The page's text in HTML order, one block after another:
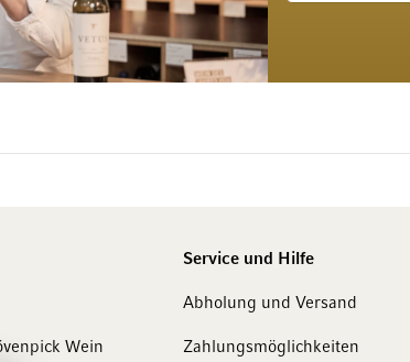
Wein
Service und Hilfe
Abholung und Versand
Zahlungsmöglichkeiten